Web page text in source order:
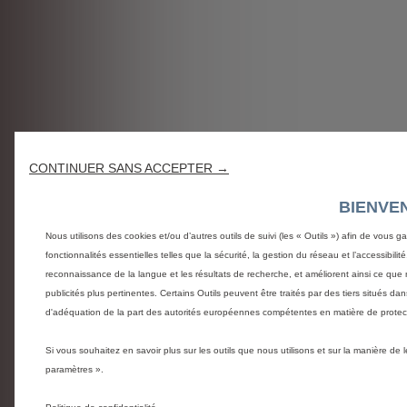
CONTINUER SANS ACCEPTER →
Nous utilisons des cookies et/ou d’autres outils de suivi (les « Outils ») afin de vous
fonctionnalités essentielles telles que la sécurité, la gestion du réseau et
reconnaissance de la langue et les résultats de recherche, et améliorent ainsi ce
publicités plus pertinentes. Certains Outils peuvent être traités par des tiers situés
d'adéquation de la part des autorités européennes compétentes en matière de
Si vous souhaitez en savoir plus sur les outils que nous utilisons et sur la manière
paramètres ».